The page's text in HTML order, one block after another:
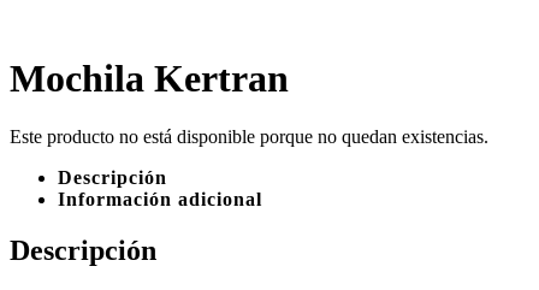
Mochila Kertran
Este producto no está disponible porque no quedan existencias.
Descripción
Información adicional
Descripción